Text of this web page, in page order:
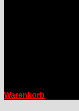
Warenkorb